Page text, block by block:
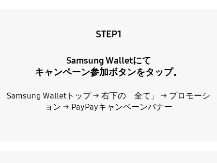
STEP1
Samsung Walletにて
キャンペーン参加ボタンをタップ。
Samsung Walletトップ → 右下の「全て」 → プロモーシ
ョン → PayPayキャンペーンバナー